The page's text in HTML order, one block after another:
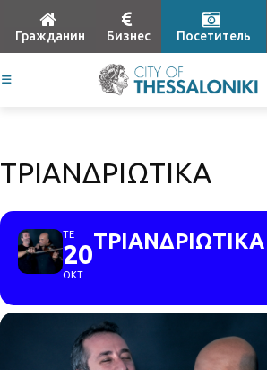
Гражданин Бизнес Посетитель
ΤΡΙΑΝΔΡΙΩΤΙΚΑ
ΤΕ
20
ΟΚΤ
ΤΡΙΑΝΔΡΙΩΤΙΚΑ